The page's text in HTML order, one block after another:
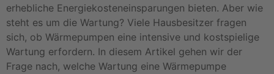
erhebliche Energiekosteneinsparungen bieten. Aber wie
steht es um die Wartung? Viele Hausbesitzer fragen
sich, ob Wärmepumpen eine intensive und kostspielige
Wartung erfordern. In diesem Artikel gehen wir der
Frage nach, welche Wartung eine Wärmepumpe